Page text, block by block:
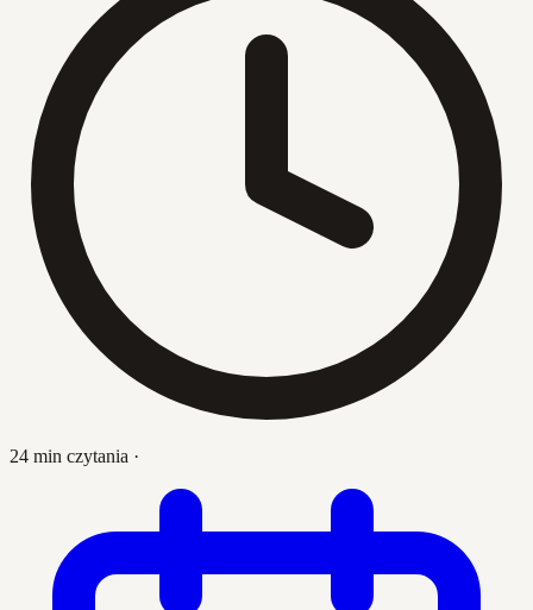
24 min czytania ·